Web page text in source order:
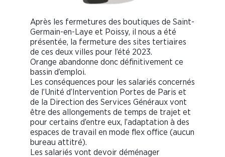
Après les fermetures des boutiques de Saint-
Germain-en-Laye et Poissy, il nous a été
présentée, la fermeture des sites tertiaires
de ces deux villes pour l’été 2023.
Orange abandonne donc définitivement ce
bassin d’emploi.
Les conséquences pour les salariés concernés
de l’Unité d’Intervention Portes de Paris et
de la Direction des Services Généraux vont
être des allongements de temps de trajet et
pour certains d’entre eux, l’adaptation à des
espaces de travail en mode flex office (aucun
bureau attitré).
Les salariés vont devoir déménager